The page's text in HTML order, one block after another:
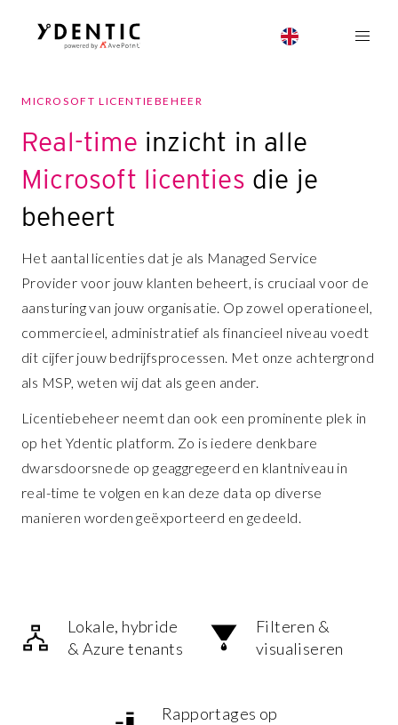
MICROSOFT LICENTIEBEHEER
Real-time inzicht in alle
Microsoft licenties die je
beheert
Het aantal licenties dat je als Managed Service
Provider voor jouw klanten beheert, is cruciaal voor de
aansturing van jouw organisatie. Op zowel operationeel,
commercieel, administratief als financieel niveau voedt
dit cijfer jouw bedrijfsprocessen. Met onze achtergrond
als MSP, weten wij dat als geen ander.
Licentiebeheer neemt dan ook een prominente plek in
op het Ydentic platform. Zo is iedere denkbare
dwarsdoorsnede op geaggregeerd en klantniveau in
real-time te volgen en kan deze data op diverse
manieren worden geëxporteerd en gedeeld.
Lokale, hybride
& Azure tenants
Filteren &
visualiseren
Rapportages op